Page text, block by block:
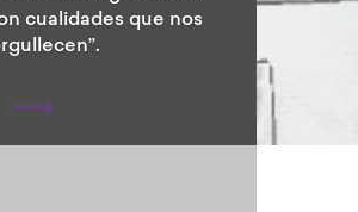
y periodismo en
destacando el rol
Fría.